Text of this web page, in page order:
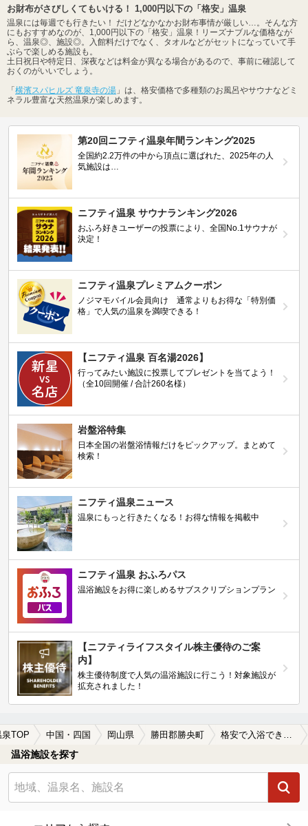
お財布がさびしくてもいける！ 1,000円以下の「格安」温泉
温泉には毎週でも行きたい！ だけどなかなかお財布事情が厳しい…。そんな方
にもおすすめなのが、1,000円以下の「格安」温泉！リーズナブルな価格なが
ら、温泉◎、施設◎。入館料だけでなく、タオルなどがセットになっていて手
ぶらで楽しめる施設も。
土日祝日や特定日、深夜などは料金が異なる場合があるので、事前に確認して
おくのがいいでしょう。
「 横濱スパヒルズ 竜泉寺の湯 」は、格安価格で多種類のお風呂やサウナなどミ
ネラル豊富な天然温泉が楽しめます。
第20回ニフティ温泉年間ランキング2025
全国約2.2万件の中から頂点に選ばれた、2025年の人
気施設は…
ニフティ温泉 サウナランキング2026
おふろ好きユーザーの投票により、全国No.1サウナが
決定！
ニフティ温泉プレミアムクーポン
ノジマモバイル会員向け 通常よりもお得な「特別価
格」で人気の温泉を満喫できる！
【ニフティ温泉 百名湯2026】
行ってみたい施設に投票してプレゼントを当てよう！
（全10回開催 / 合計260名様）
岩盤浴特集
日本全国の岩盤浴情報だけをピックアップ。まとめて
検索！
ニフティ温泉ニュース
温泉にもっと行きたくなる！お得な情報を掲載中
ニフティ温泉 おふろパス
温浴施設をお得に楽しめるサブスクリプションプラン
【ニフティライフスタイル株主優待のご案
内】
株主優待制度で人気の温浴施設に行こう！対象施設が
拡充されました！
泉TOP 中国・四国 岡山県 勝田郡勝央町
温浴施設を探す